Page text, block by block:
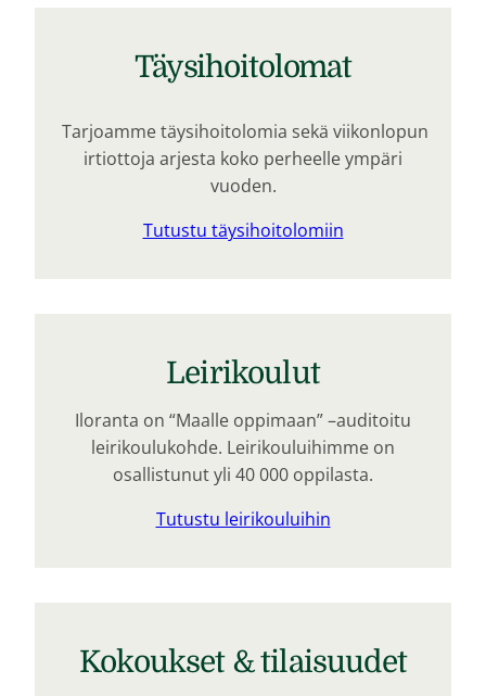
Täysihoitolomat
Tarjoamme täysihoitolomia sekä viikonlopun
irtiottoja arjesta koko perheelle ympäri
vuoden.
Tutustu täysihoitolomiin
Leirikoulut
Iloranta on “Maalle oppimaan” –auditoitu
leirikoulukohde. Leirikouluihimme on
osallistunut yli 40 000 oppilasta.
Tutustu leirikouluihin
Kokoukset & tilaisuudet